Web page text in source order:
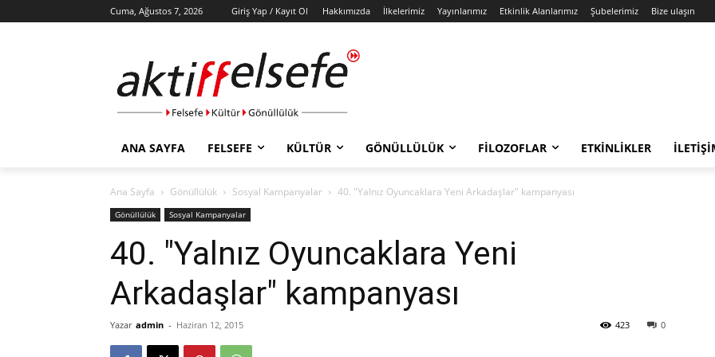
Cuma, Ağustos 7, 2026 Giriş Yap / Kayıt Ol Hakkımızda İlkelerimiz Yayınlarımız Etkinlik Alanlarımız Şubelerimiz Bize ulaşın
ANA SAYFA FELSEFE KÜLTÜR GÖNÜLLÜLÜK FILOZOFLAR ETKINLIKLER
Ana Sayfa Gönüllülük Sosyal Kampanyalar 40. "Yalnız Oyuncaklara Yeni Arkadaşlar" kampanyası
Gönüllülük Sosyal Kampanyalar
40. "Yalnız Oyuncaklara Yeni
Arkadaşlar" kampanyası
Yazar admin - Haziran 12, 2015 0
423